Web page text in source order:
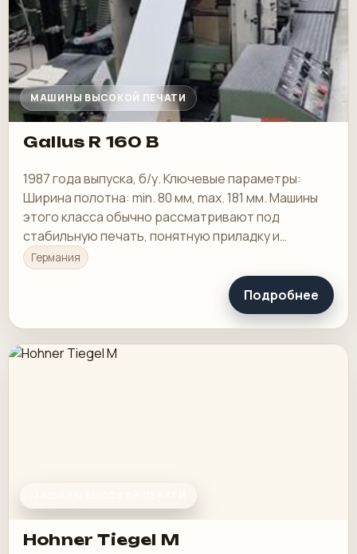
МАШИНЫ ВЫСОКОЙ ПЕЧАТИ
Gallus R 160 B
1987 года выпуска, б/у. Ключевые параметры:
Ширина полотна: min. 80 мм, max. 181 мм. Машины
этого класса обычно рассматривают под
стабильную печать, понятную приладку и
рабочую загрузку в смене.
Германия
Подробнее
Hohner Tiegel M